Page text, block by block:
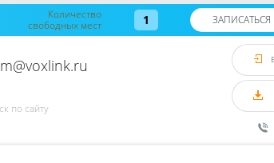
Количество
свободных мест
1 ЗАПИСАТЬСЯ